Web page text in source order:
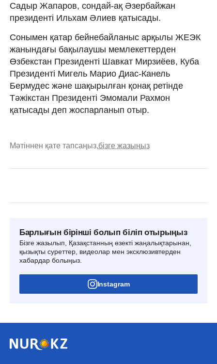
Садыр Жапаров, сондай-ақ Әзербайжан
президенті Ильхам Әлиев қатысады.
Сонымен қатар бейнебайланыс арқылы ЖЕЭК
жанындағы бақылаушы мемлекеттерден
Өзбекстан Президенті Шавкат Мирзиёев, Куба
Президенті Мигель Марио Диас-Канель
Бермудес және шақырылған қонақ ретінде
Тәжікстан Президенті Эмомали Рахмон
қатысады деп жоспарланып отыр.
Мәтіннен қате тапсаңыз,бізге жазыңыз
Барлығын бірінші болып біліп отырыңыз
Бізге жазылып, Қазақстанның өзекті жаңалықтарынан,
қызықты суреттер, видеолар мен эксклюзивтерден
хабардар болыңыз.
Instagram